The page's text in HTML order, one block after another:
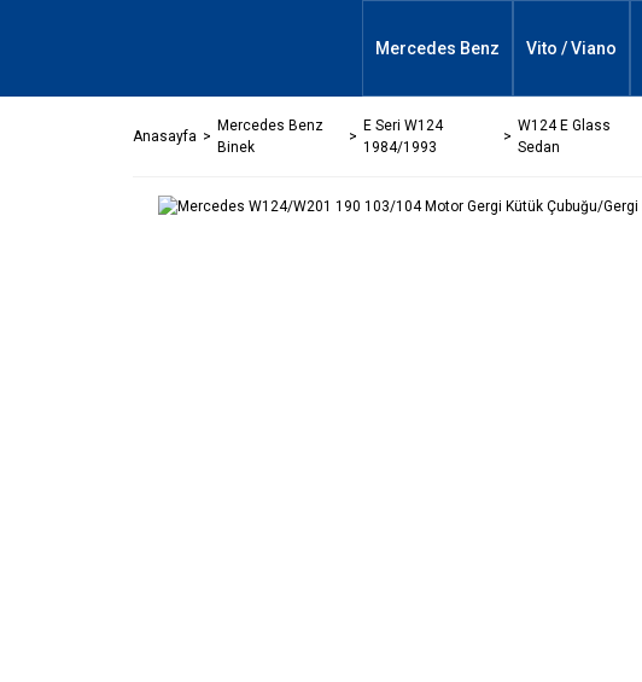
Mercedes Benz Vito / Viano
Anasayfa
Mercedes Benz
Binek
E Seri W124
1984/1993
W124 E Glass
Sedan